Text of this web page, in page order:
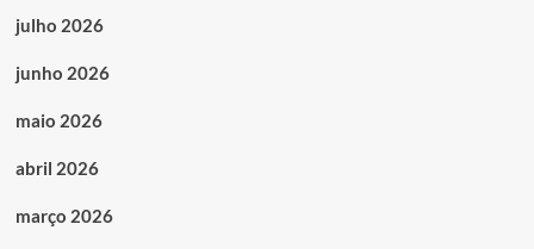
julho 2026
junho 2026
maio 2026
abril 2026
março 2026